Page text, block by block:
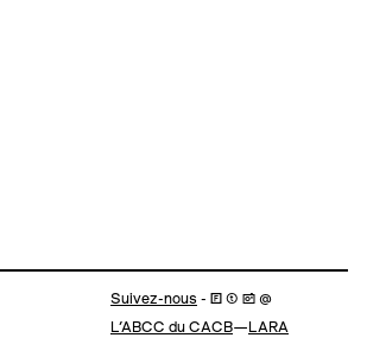
Suivez-nous - 🄵 ⓣ 📷 @
L’ABCC du CACB— LARA